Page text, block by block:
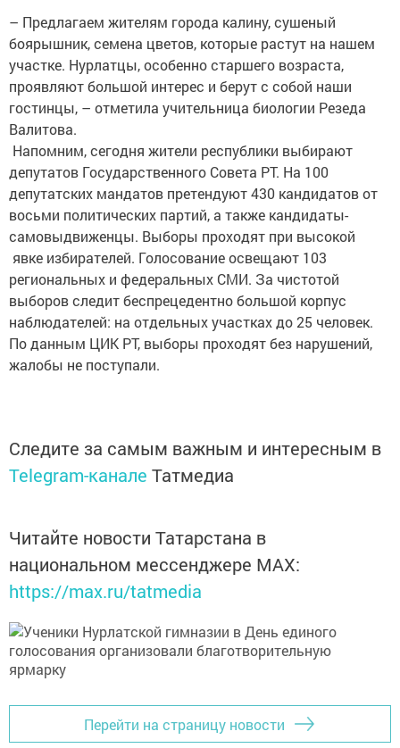
– Предлагаем жителям города калину, сушеный
боярышник, семена цветов, которые растут на нашем
участке. Нурлатцы, особенно старшего возраста,
проявляют большой интерес и берут с собой наши
гостинцы, – отметила учительница биологии Резеда
Валитова.
Напомним, сегодня жители республики выбирают
депутатов Государственного Совета РТ. На 100
депутатских мандатов претендуют 430 кандидатов от
восьми политических партий, а также кандидаты-
самовыдвиженцы. Выборы проходят при высокой
явке избирателей. Голосование освещают 103
региональных и федеральных СМИ. За чистотой
выборов следит беспрецедентно большой корпус
наблюдателей: на отдельных участках до 25 человек.
По данным ЦИК РТ, выборы проходят без нарушений,
жалобы не поступали.
Следите за самым важным и интересным в
Telegram-канале Татмедиа
Читайте новости Татарстана в
национальном мессенджере MАХ:
https://max.ru/tatmedia
Перейти на страницу новости